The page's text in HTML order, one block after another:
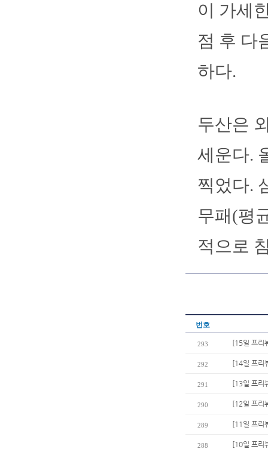
이 가세
점 후 다
하다.
두산은
세운다.
찍었다.
무패(평
적으로
번호
293 [15일 프리
292 [14일 프리
291 [13일 프리
290 [12일 프리
289 [11일 프리
288 [10일 프리